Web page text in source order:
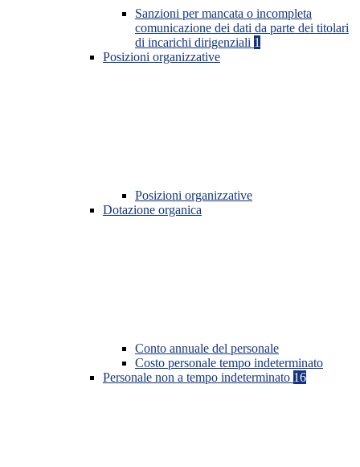
Sanzioni per mancata o incompleta
comunicazione dei dati da parte dei titolari
di incarichi dirigenziali 1
Posizioni organizzative
Posizioni organizzative
Dotazione organica
Conto annuale del personale
Costo personale tempo indeterminato
Personale non a tempo indeterminato 16